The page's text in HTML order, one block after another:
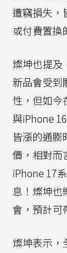
遭竊損失，
或付費置換
燦坤也提及
新品會受到
性，但如今
與iPhone
皆漲的通膨
價，相對而
iPhone 17
息！燦坤也
會，預計可
燦坤表示，